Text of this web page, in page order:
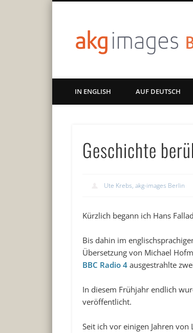
Art | Culture | History
IN ENGLISH AUF DEUTSCH
Geschichte
Ute Krebs, akg-images Berlin
Kürzlich begann ich Hans
Bis dahin im
Übersetzung von Michael
BBC Radio 4ausgestrahlte
In diesem Frühjahr endlich
veröffentlicht.
Seit ich vor einigen Jahren